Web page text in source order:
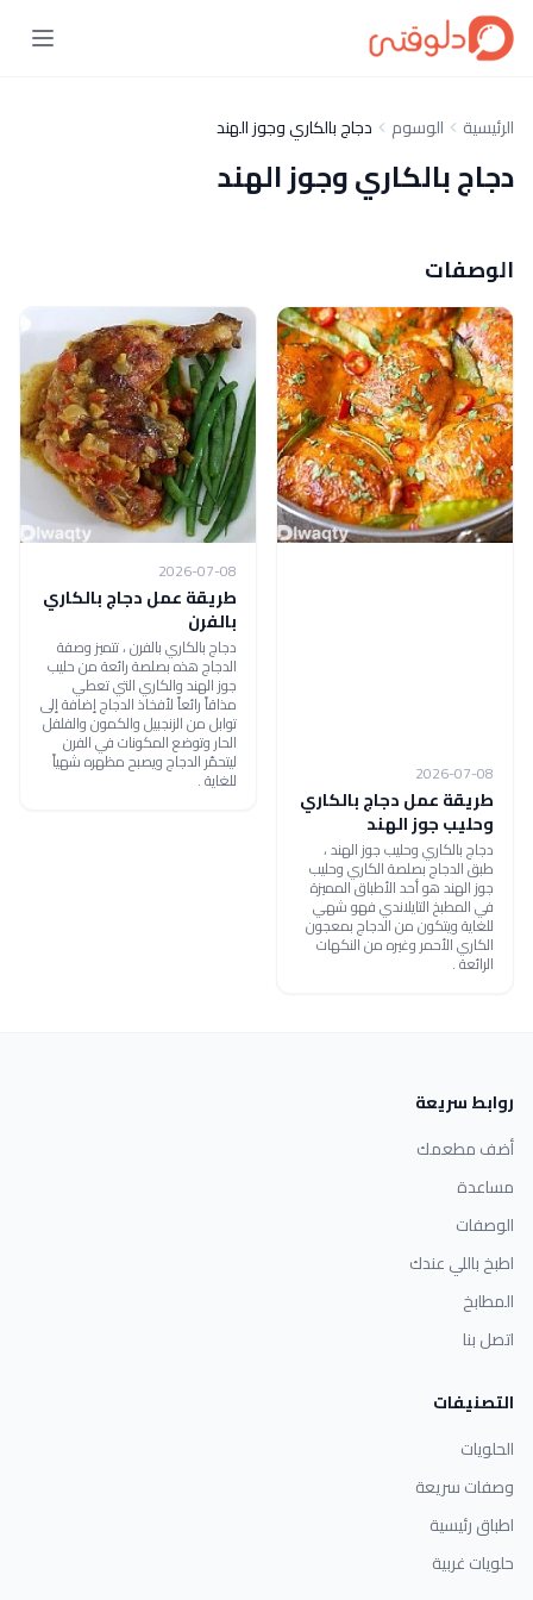
الرئيسية الوسوم دجاج بالكاري وجوز الهند
دجاج بالكاري وجوز الهند
الوصفات
2026-07-08
طريقة عمل دجاج بالكاري
وحليب جوز الهند
دجاج بالكاري وحليب جوز الهند ،
طبق الدجاج بصلصة الكاري وحليب
جوز الهند هو أحد الأطباق المميزة
في المطبخ التايلاندي فهو شهي
للغاية ويتكون من الدجاج بمعجون
الكاري الأحمر وغيره من النكهات
الرائعة .
2026-07-08
طريقة عمل دجاج بالكاري
بالفرن
دجاج بالكاري بالفرن ، تتميز وصفة
الدجاج هذه بصلصة رائعة من حليب
جوز الهند والكاري التي تعطي
مذاقاً رائعاً لأفخاذ الدجاج إضافة إلى
توابل من الزنجبيل والكمون والفلفل
الحار وتوضع المكونات في الفرن
ليتحمّر الدجاج ويصبح مظهره شهياً
للغاية .
روابط سريعة
أضف مطعمك
مساعدة
الوصفات
اطبخ باللي عندك
المطابخ
اتصل بنا
التصنيفات
الحلويات
وصفات سريعة
اطباق رئيسية
حلويات غربية